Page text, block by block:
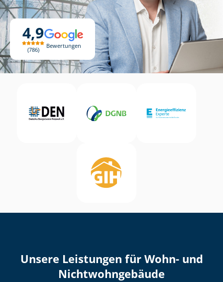
4,9
786
Bewertungen
Unsere Leistungen für Wohn- und
Nicht­wohn­ge­bäu­de